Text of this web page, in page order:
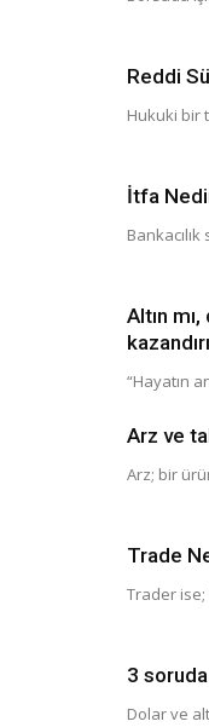
Reddi
Hukuki bir
İtfa
Altın
“Hayatın
Arz ve
Arz; bir
Trade
Trader ise;
3
Dolar ve